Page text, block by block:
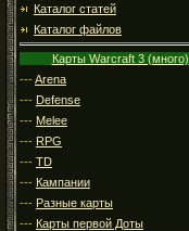
Каталог статей
Каталог файлов
Карты Warcraft 3 (много)
---Arena
--- Defense
--- Melee
--- RPG
--- TD
--- Кампании
--- Разные карты
--- Карты первой Доты